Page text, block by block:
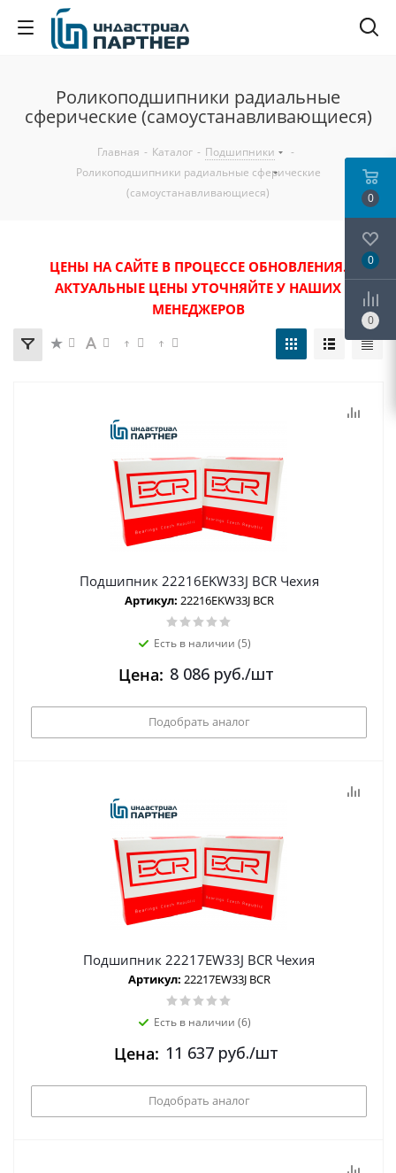
Роликоподшипники радиальные
сферические (самоустанавливающиеся)
Главная - Каталог - Подшипники
-
Роликоподшипники радиальные сферические
(самоустанавливающиеся)
ЦЕНЫ НА САЙТЕ В ПРОЦЕССЕ ОБНОВЛЕНИЯ.
АКТУАЛЬНЫЕ ЦЕНЫ УТОЧНЯЙТЕ У НАШИХ
МЕНЕДЖЕРОВ
Подшипник 22216EKW33J BCR Чехия
Артикул: 22216EKW33J BCR
Есть в наличии (5)
Цена: 8 086руб./шт
Подобрать аналог
Подшипник 22217EW33J BCR Чехия
Артикул: 22217EW33J BCR
Есть в наличии (6)
Цена: 11 637руб./шт
Подобрать аналог
0
0
0